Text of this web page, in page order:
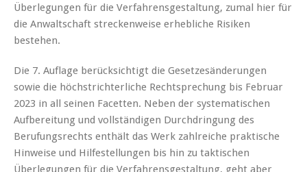
Überlegungen für die Verfahrensgestaltung, zumal hier für
die Anwaltschaft streckenweise erhebliche Risiken
bestehen.
Die 7. Auflage berücksichtigt die Gesetzesänderungen
sowie die höchstrichterliche Rechtsprechung bis Februar
2023 in all seinen Facetten. Neben der systematischen
Aufbereitung und vollständigen Durchdringung des
Berufungsrechts enthält das Werk zahlreiche praktische
Hinweise und Hilfestellungen bis hin zu taktischen
Überlegungen für die Verfahrensgestaltung, geht aber